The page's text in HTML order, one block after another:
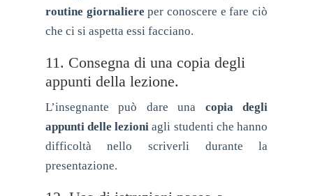
routine giornaliere per conoscere e fare ciò
che ci si aspetta essi facciano.
11. Consegna di una copia degli
appunti della lezione.
L’insegnante può dare una copia degli
appunti delle lezioni agli studenti che hanno
difficoltà nello scriverli durante la
presentazione.